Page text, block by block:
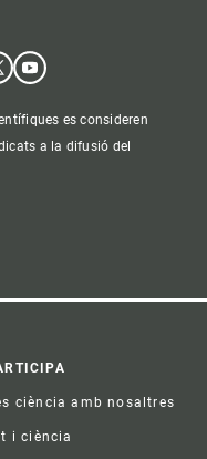
Youtube
es consideren
a la difusió del
ciència amb nosaltres
i ciència